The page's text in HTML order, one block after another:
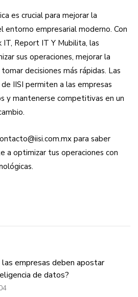
es crucial para mejorar la
entorno empresarial moderno. Con
Report IT Y Mubilita, las
sus operaciones, mejorar la
decisiones más rápidas. Las
IISI permiten a las empresas
y mantenerse competitivas en un
para saber
a optimizar tus operaciones con
las empresas deben apostar
de datos?